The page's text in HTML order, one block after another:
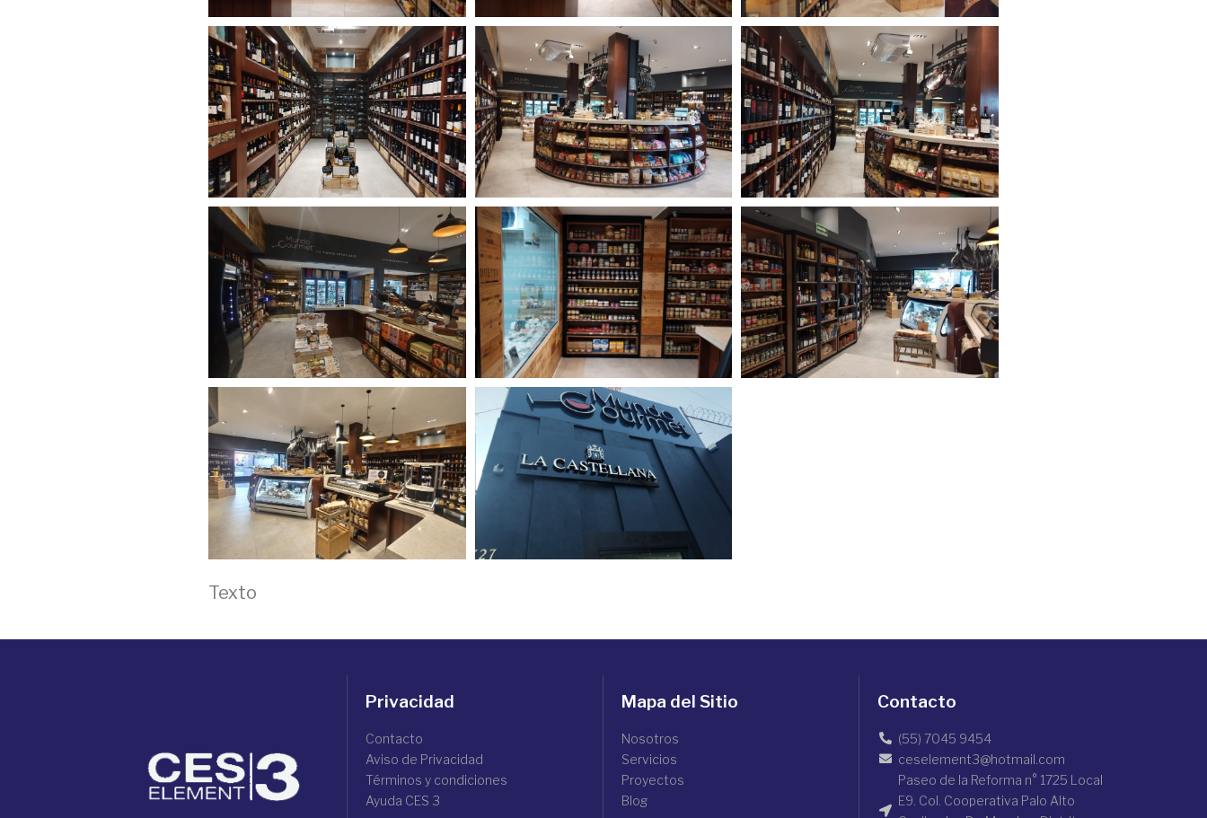
Texto
Privacidad
Contacto
Aviso de Privacidad
Términos y condiciones
Ayuda CES 3
Mapa del Sitio
Nosotros
Servicios
Proyectos
Blog
Contacto
(55) 7045 9454
ceselement3@hotmail.com
Paseo de la Reforma n° 1725 Local
E9. Col. Cooperativa Palo Alto